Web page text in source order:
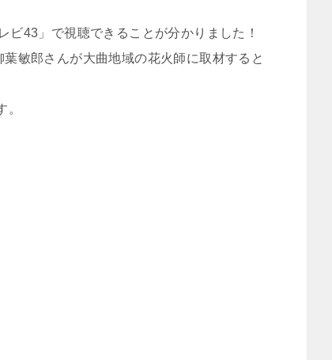
ビ43」で視聴できることが分かりました！
敏郎さんが大曲地域の花火師に取材すると